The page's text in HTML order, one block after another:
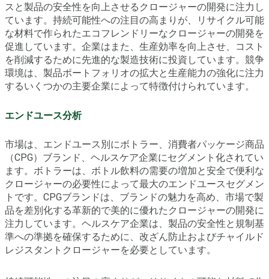
スと製品の安全性を向上させるクロージャーの開発に注力し
ています。持続可能性への注目の高まりが、リサイクル可能
な材料で作られたエコフレンドリーなクロージャーの開発を
促進しています。企業はまた、生産効率を向上させ、コスト
を削減するために先進的な製造技術に投資しています。競争
環境は、製品ポートフォリオの拡大と生産能力の強化に注力
するいくつかの主要企業によって特徴付けられています。
エンドユース分析
市場は、エンドユース別にボトラー、消費者パッケージ商品
（CPG）ブランド、ヘルスケア企業にセグメント化されてい
ます。ボトラーは、ボトル飲料の需要の増加と安全で便利な
クロージャーの必要性によって最大のエンドユースセグメン
トです。CPGブランドは、ブランドの魅力を高め、市場で製
品を差別化する革新的で美的に優れたクロージャーの開発に
注力しています。ヘルスケア企業は、製品の安全性と規制基
準への準拠を確保するために、改ざん防止およびチャイルド
レジスタントクロージャーを必要としています。